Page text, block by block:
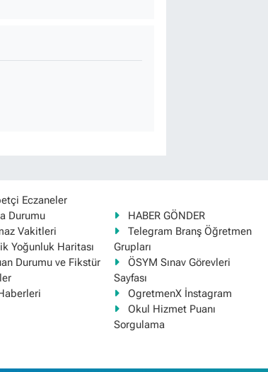
Eczaneler
Durumu
Vakitleri
Yoğunluk Haritası
Durumu ve Fikstür
HABER GÖNDER
Telegram Branş Öğretmen
Grupları
ÖSYM Sınav Görevleri
Sayfası
OgretmenX İnstagram
Okul Hizmet Puanı
Sorgulama